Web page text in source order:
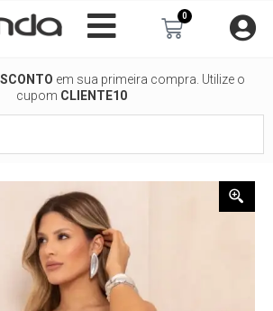
0
Carrinho
em sua primeira compra. Utilize o
cupom CLIENTE10